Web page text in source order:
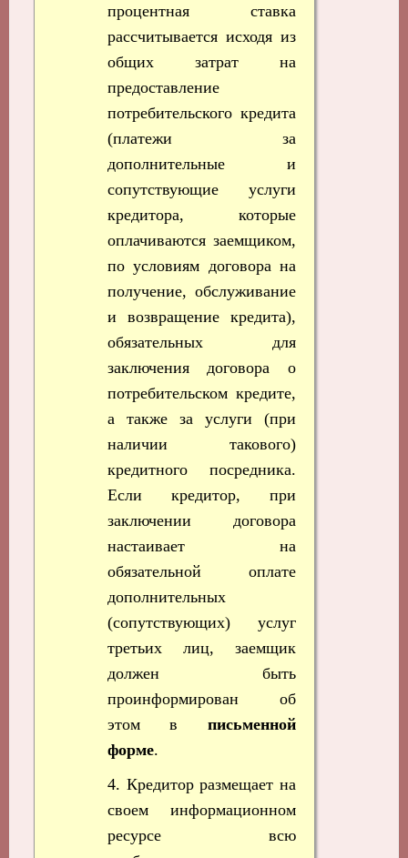
процентная ставка
рассчитывается исходя из
общих затрат на
предоставление
потребительского кредита
(платежи за
дополнительные и
сопутствующие услуги
кредитора, которые
оплачиваются заемщиком,
по условиям договора на
получение, обслуживание
и возвращение кредита),
обязательных для
заключения договора о
потребительском кредите,
а также за услуги (при
наличии такового)
кредитного посредника.
Если кредитор, при
заключении договора
настаивает на
обязательной оплате
дополнительных
(сопутствующих) услуг
третьих лиц, заемщик
должен быть
проинформирован об
этом в письменной
форме.
4. Кредитор размещает на
своем информационном
ресурсе всю